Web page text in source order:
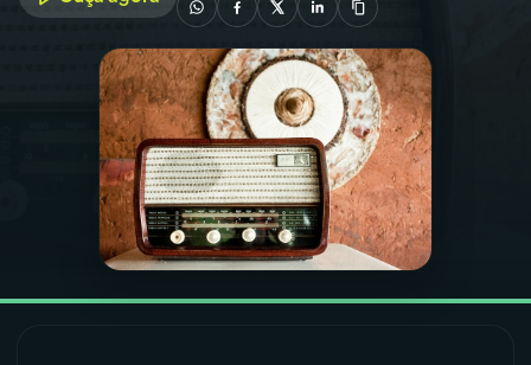
02A RÁDIO
PROGRAMAÇÃO
PROGRAMAS
PODCASTS